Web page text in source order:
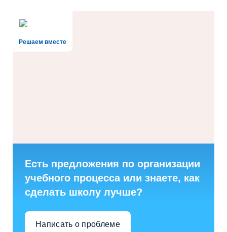
Решаем вместе
Есть предложения по организации
учебного процесса или знаете, как
сделать школу лучше?
Написать о проблеме